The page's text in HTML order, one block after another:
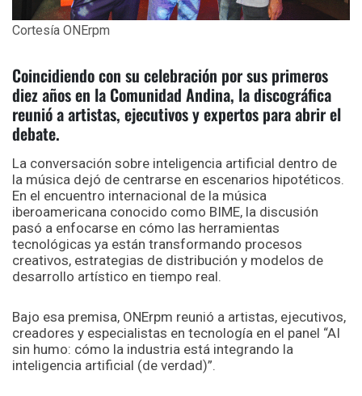
Cortesía ONErpm
Coincidiendo con su celebración por sus primeros
diez años en la Comunidad Andina, la discográfica
reunió a artistas, ejecutivos y expertos para abrir el
debate.
La conversación sobre inteligencia artificial dentro de
la música dejó de centrarse en escenarios hipotéticos.
En el encuentro internacional de la música
iberoamericana conocido como BIME, la discusión
pasó a enfocarse en cómo las herramientas
tecnológicas ya están transformando procesos
creativos, estrategias de distribución y modelos de
desarrollo artístico en tiempo real.
Bajo esa premisa, ONErpm reunió a artistas, ejecutivos,
creadores y especialistas en tecnología en el panel “AI
sin humo: cómo la industria está integrando la
inteligencia artificial (de verdad)”.